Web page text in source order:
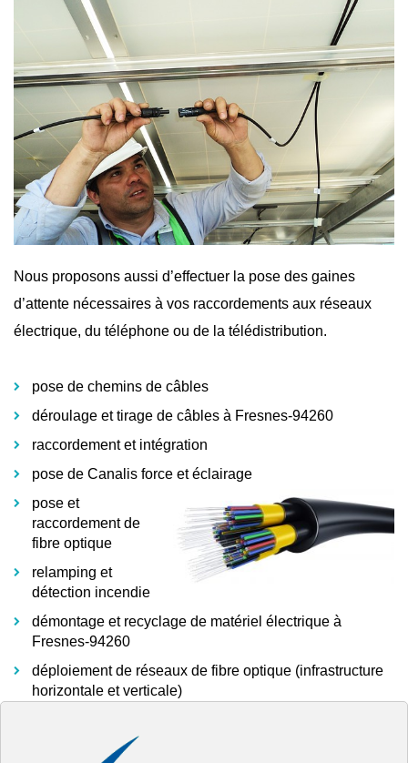
Nous proposons aussi d’effectuer la pose des gaines
d’attente nécessaires à vos raccordements aux réseaux
électrique, du téléphone ou de la télédistribution.
pose de chemins de câbles
déroulage et tirage de câbles à Fresnes-94260
raccordement et intégration
pose de Canalis force et éclairage
pose et
raccordement de
fibre optique
relamping et
détection incendie
démontage et recyclage de matériel électrique à
Fresnes-94260
déploiement de réseaux de fibre optique (infrastructure
horizontale et verticale)